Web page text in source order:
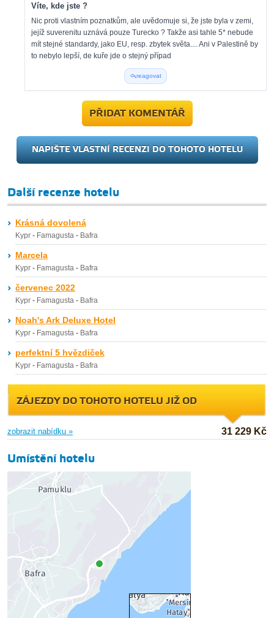
Víte, kde jste ?
Nic proti vlastním poznatkům, ale uvědomuje si, že jste byla v zemi,
jejíž suverenitu uznává pouze Turecko ? Takže asi tahle 5* nebude
mít stejné standardy, jako EU, resp. zbytek světa.... Ani v Palestině by
to nebylo lepší, de kuře jde o stejný případ
reagovat
PŘIDAT KOMENTÁŘ
NAPIŠTE VLASTNÍ RECENZI DO TOHOTO HOTELU
Další recenze hotelu
Krásná dovolená
Kypr- Famagusta- Bafra
Marcela
Kypr- Famagusta- Bafra
červenec 2022
Kypr- Famagusta- Bafra
Noah's Ark Deluxe Hotel
Kypr- Famagusta- Bafra
perfektní 5 hvězdiček
Kypr- Famagusta- Bafra
ZÁJEZDY DO TOHOTO HOTELU JIŽ OD
zobrazit nabídku » 31 229 Kč
Umístění hotelu